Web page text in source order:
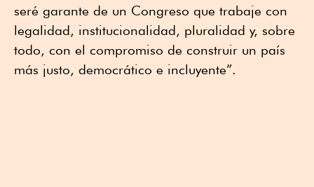
seré garante de un Congreso que trabaje con
legalidad, institucionalidad, pluralidad y, sobre
todo, con el compromiso de construir un país
más justo, democrático e incluyente”.